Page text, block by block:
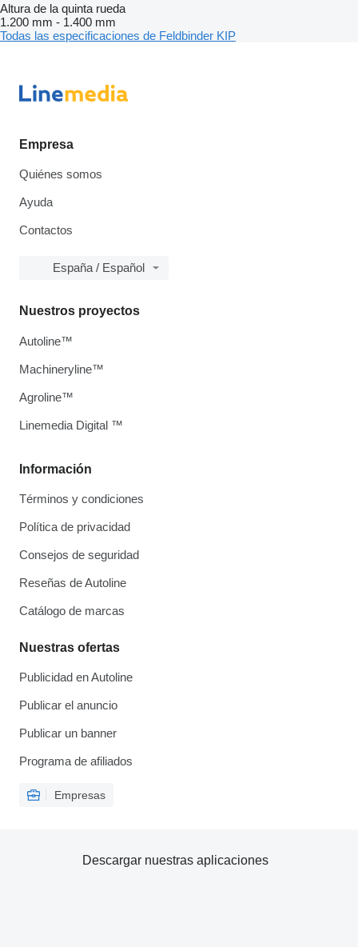
Altura de la quinta rueda
1.200 mm - 1.400 mm
Todas las especificaciones de Feldbinder KIP
Empresa
Quiénes somos
Ayuda
Contactos
España / Español
Información
Términos y condiciones
Política de privacidad
Consejos de seguridad
Reseñas de Autoline
Catálogo de marcas
Nuestras ofertas
Publicidad en Autoline
Publicar el anuncio
Publicar un banner
Programa de afiliados
Empresas
Nuestros proyectos
Autoline™
Machineryline™
Agroline™
Linemedia Digital ™
Descargar nuestras aplicaciones